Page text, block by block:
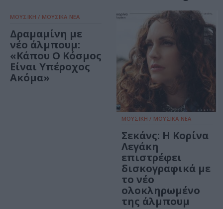
ΜΟΥΣΙΚΗ / ΜΟΥΣΙΚΑ ΝΕΑ
Δραμαμίνη με
νέο άλμπουμ:
«Kάπου Ο Κόσμος
Είναι Υπέροχος
Ακόμα»
ΜΟΥΣΙΚΗ / ΜΟΥΣΙΚΑ ΝΕΑ
Σεκάνς: Η Κορίνα
Λεγάκη
επιστρέφει
δισκογραφικά με
το νέο
ολοκληρωμένο
της άλμπουμ